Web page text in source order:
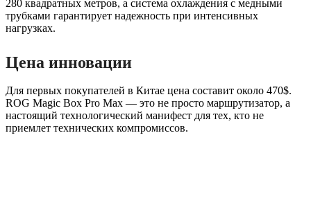
280 квадратных метров, а система охлаждения с медными
трубками гарантирует надежность при интенсивных
нагрузках.
Цена инновации
Для первых покупателей в Китае цена составит около 470$.
ROG Magic Box Pro Max — это не просто маршрутизатор, а
настоящий технологический манифест для тех, кто не
приемлет технических компромиссов.